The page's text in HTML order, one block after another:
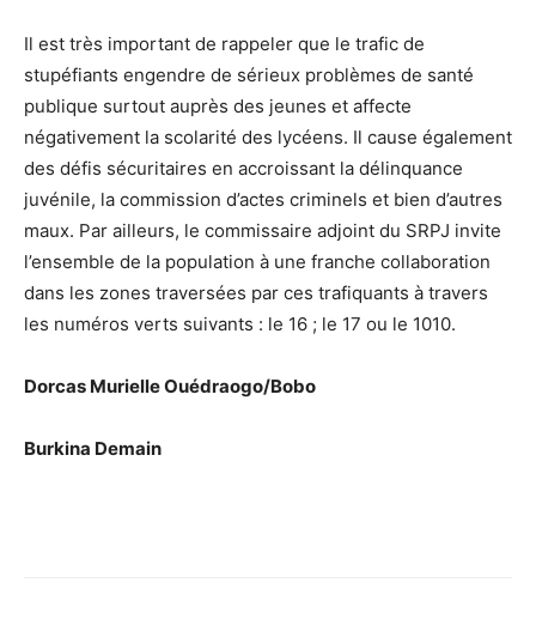
Il est très important de rappeler que le trafic de
stupéfiants engendre de sérieux problèmes de santé
publique surtout auprès des jeunes et affecte
négativement la scolarité des lycéens. Il cause également
des défis sécuritaires en accroissant la délinquance
juvénile, la commission d’actes criminels et bien d’autres
maux. Par ailleurs, le commissaire adjoint du SRPJ invite
l’ensemble de la population à une franche collaboration
dans les zones traversées par ces trafiquants à travers
les numéros verts suivants : le 16 ; le 17 ou le 1010.
Dorcas Murielle Ouédraogo/Bobo
Burkina Demain